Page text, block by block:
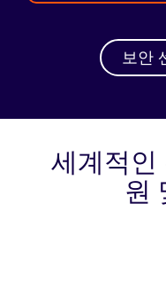
보안
세계적인
원